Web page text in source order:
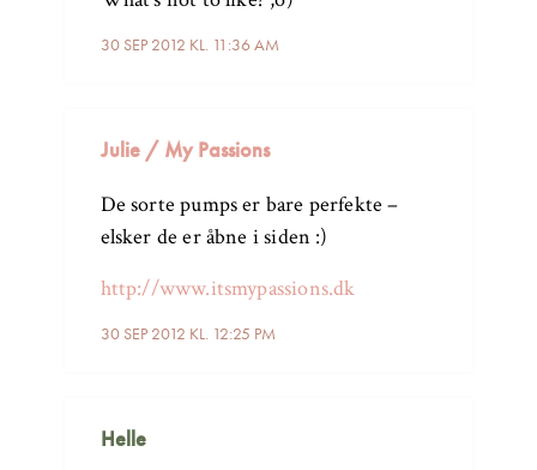
30 SEP 2012 KL. 11:36 AM
Julie / My Passions
30 SEP 2012 KL. 12:25 PM
De sorte pumps er bare perfekte –
elsker de er åbne i siden :)
http://www.itsmypassions.dk
Helle